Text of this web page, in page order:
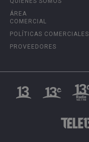
ÁREA
COMERCIAL
POLÍTICAS COMERCIALES
PROVEEDORES